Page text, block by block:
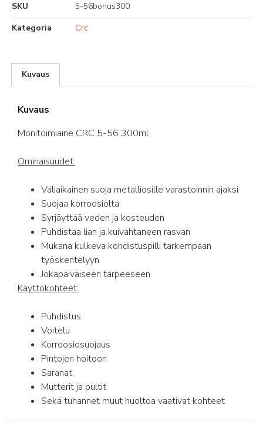
SKU
5-56bonus300
Kategoria
Crc
Kuvaus
Kuvaus
Monitoimiaine CRC 5-56 300ml
Ominaisuudet:
Väliaikainen suoja metalliosille varastoinnin ajaksi
Suojaa korroosiolta
Syrjäyttää veden ja kosteuden
Puhdistaa lian ja kuivahtaneen rasvan
Mukana kulkeva kohdistuspilli tarkempaan
työskentelyyn
Jokapäiväiseen tarpeeseen
Käyttökohteet:
Puhdistus
Voitelu
Korroosiosuojaus
Pintojen hoitoon
Saranat
Mutterit ja pultit
Sekä tuhannet muut huoltoa vaativat kohteet